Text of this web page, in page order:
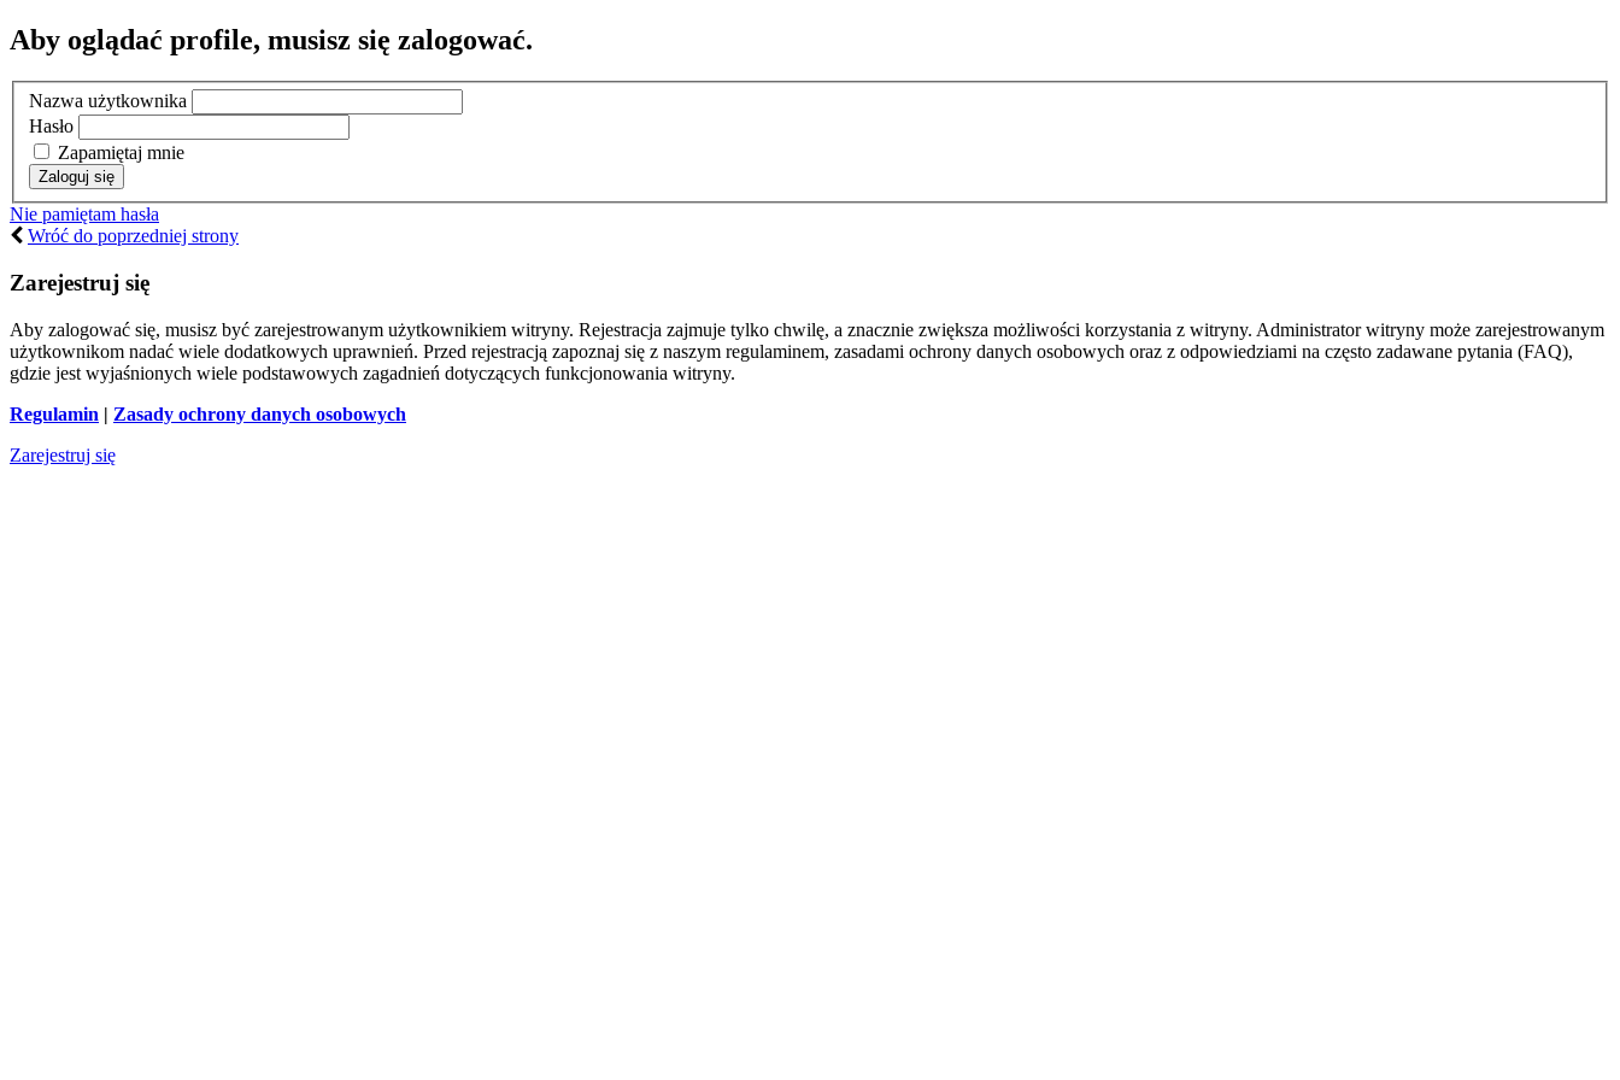
Aby oglądać profile, musisz się zalogować.
Nazwa użytkownika
Hasło
Zapamiętaj mnie
Nie pamiętam hasła
Wróć do poprzedniej strony
Zarejestruj się
Aby zalogować się, musisz być zarejestrowanym użytkownikiem witryny. Rejestracja zajmuje tylko chwilę, a znacznie zwiększa możliwości korzystania z witryny. Administrator witryny może zarejestrowanym
użytkownikom nadać wiele dodatkowych uprawnień. Przed rejestracją zapoznaj się z naszym regulaminem, zasadami ochrony danych osobowych oraz z odpowiedziami na często zadawane pytania (FAQ),
gdzie jest wyjaśnionych wiele podstawowych zagadnień dotyczących funkcjonowania witryny.
Regulamin | Zasady ochrony danych osobowych
Zarejestruj się